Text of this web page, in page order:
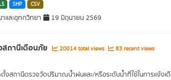
SHP CSV
ละอุทกวิทยา 19 มิถุนายน 2569
ถานีเตือนภัย 20014 total views 83 recent views
งสถานีตรวจวัดปริมาณน้ำฝนและ/หรือระดับน้ำที่ใช้ในการแจ้ง